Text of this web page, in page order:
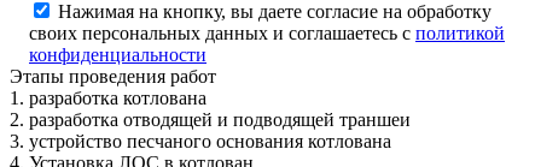
Нажимая на кнопку, вы даете согласие на обработку
своих персональных данных и соглашаетесь с политикой
конфиденциальности
Этапы проведения работ
1. разработка котлована
2. разработка отводящей и подводящей траншеи
3. устройство песчаного основания котлована
4. Установка ЛОС в котлован